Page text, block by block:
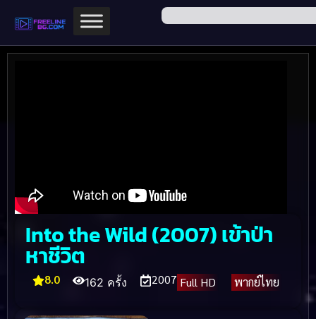
Into the Wild (2007) เข้าป่า
หาชีวิต
8.0 162 ครั้ง 2007 Full HD พากย์ไทย